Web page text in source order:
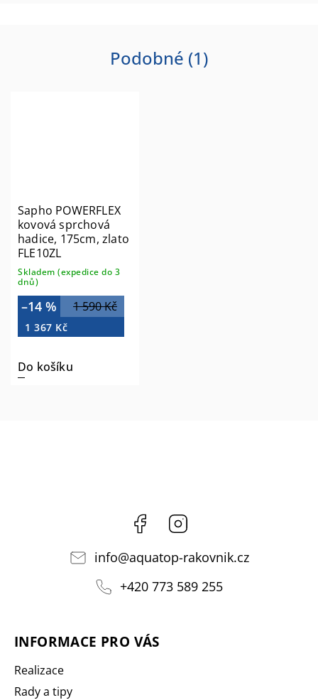
Podobné (1)
Sapho POWERFLEX
kovová sprchová
hadice, 175cm, zlato
FLE10ZL
Skladem (expedice do 3
dnů)
1 590 Kč
–14 %
1 367 Kč
Do košíku
Facebook
info@aquatop-rakovnik.cz
+420 773 589 255
INFORMACE PRO VÁS
Realizace
Rady a tipy